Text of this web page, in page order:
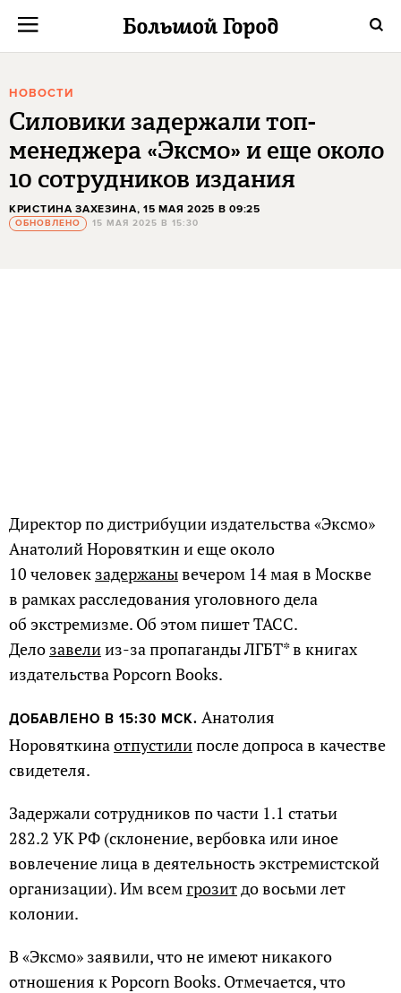
НОВОСТИ
Силовики задержали топ-
менеджера «Эксмо» и еще около
10 сотрудников издания
КРИСТИНА ЗАХЕЗИНА, 15 МАЯ 2025 В 09:25
ОБНОВЛЕНО 15 МАЯ 2025 В 15:30
Директор по дистрибуции издательства «Эксмо»
Анатолий Норовяткин и еще около
10 человек задержанывечером 14 мая в Москве
в рамках расследования уголовного дела
об экстремизме. Об этом пишет ТАСС.
Дело завелииз-за пропаганды ЛГБТ* в книгах
издательства Popcorn Books.
ДОБАВЛЕНО В 15:30 МСК. Анатолия
Норовяткинаотпустилипосле допроса в качестве
свидетеля.
Задержали сотрудников по части 1.1 статьи
282.2 УК РФ (склонение, вербовка или иное
вовлечение лица в деятельность экстремистской
организации). Им всемгрозитдо восьми лет
колонии.
В «Эксмо» заявили, что не имеют никакого
отношения к Popcorn Books. Отмечается, что